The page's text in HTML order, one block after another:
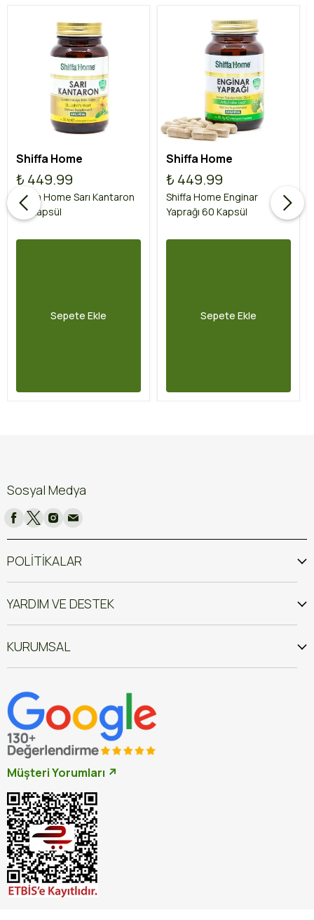
Shiffa Home
₺ 449.99
Shiffa Home Sarı Kantaron
60 Kapsül
Sepete Ekle
Shiffa Home
₺ 449.99
Shiffa Home Enginar
Yaprağı 60 Kapsül
Sepete Ekle
Sosyal Medya
POLİTİKALAR
YARDIM VE DESTEK
KURUMSAL
Müşteri Yorumları ↗